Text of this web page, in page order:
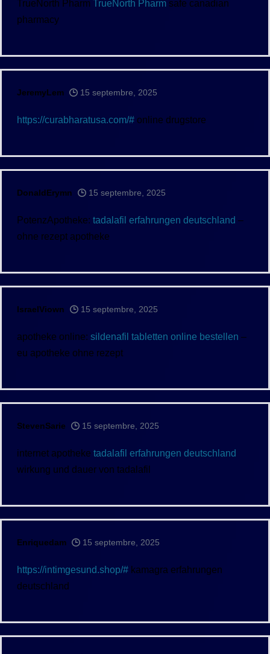
TrueNorth Pharm TrueNorth Pharm safe canadian
pharmacy
JeremyLem 15 septembre, 2025
https://curabharatusa.com/# online drugstore
DonaldErymn 15 septembre, 2025
PotenzApotheke: tadalafil erfahrungen deutschland –
ohne rezept apotheke
IsraelViown 15 septembre, 2025
apotheke online: sildenafil tabletten online bestellen –
eu apotheke ohne rezept
StevenSarie 15 septembre, 2025
internet apotheke tadalafil erfahrungen deutschland
wirkung und dauer von tadalafil
Enriquedam 15 septembre, 2025
https://intimgesund.shop/# kamagra erfahrungen
deutschland